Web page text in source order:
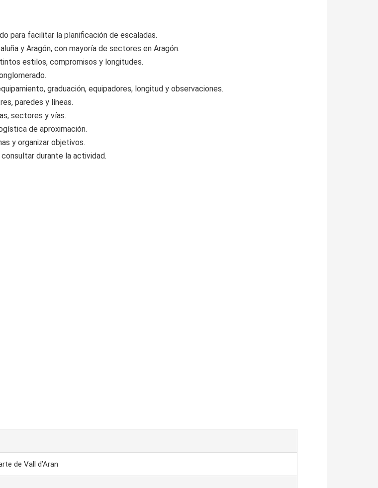
para facilitar la planificación de escaladas.
y Aragón, con mayoría de sectores en Aragón.
estilos, compromisos y longitudes.
graduación, equipadores, longitud y observaciones.
paredes y líneas.
sectores y vías.
de aproximación.
y organizar objetivos.
durante la actividad.
de Vall d’Aran